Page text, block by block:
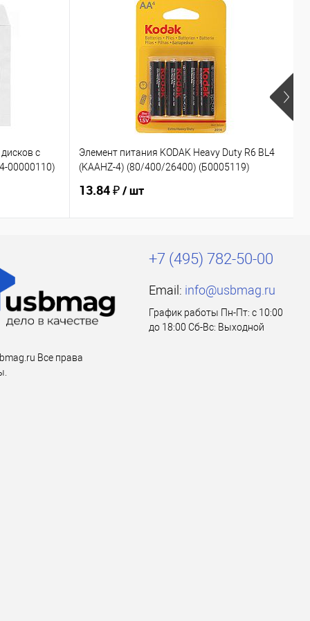
с
00000110)
Элемент питания KODAK Heavy Duty R6 BL4
(KAAHZ-4) (80/400/26400) (Б0005119)
13.84 ₽/ шт
Все права
+7 (495) 782-50-00
Email: info@usbmag.ru
График работы Пн-Пт: с 10:00
до 18:00 Сб-Вс: Выходной